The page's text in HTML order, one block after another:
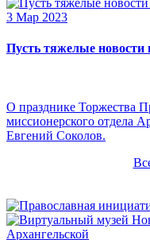
3 Мар 2023
Пусть тяжелые новости
О празднике Торжества
миссионерского отдела
Евгений Соколов.